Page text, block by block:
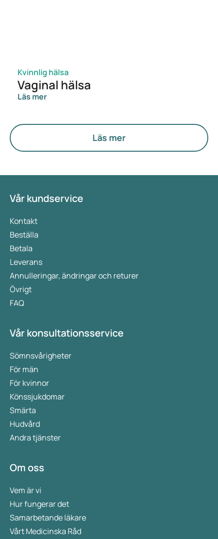
Kvinnlig hälsa
Vaginal hälsa
Läs mer
Läs mer
Vår kundservice
Kontakt
Beställa
Betala
Leverans
Annulleringar, ändringar och returer
Övrigt
FAQ
Vår konsultationsservice
Sömnsvårigheter
För män
För kvinnor
Könssjukdomar
Smärta
Hudvård
Andra tjänster
Om oss
Vem är vi
Hur fungerar det
Samarbetande läkare
Vårt Medicinska Råd